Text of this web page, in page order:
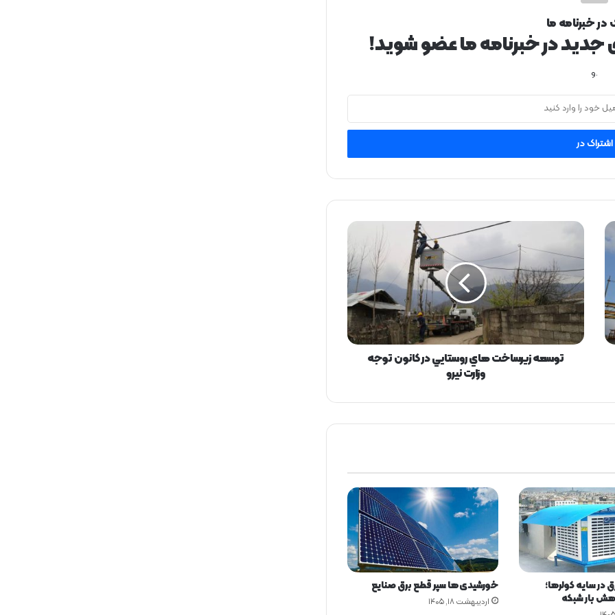
در خبرنامه ما
جدید در خبرنامه ما عضو شوید!
.و
ت
س
ع
ه
ز
ي
ر
س
ه
س
ت
ا
ي
ي
د
ر
ك
ا
ن
توسعه زيرساخت هاي روستايي در كانون توجه
وزارت نيرو
در سایه کولرها؛
بار شبکه
خورشیدی‌ها سپر قطع برق صنایع
اردیبهشت ۱۸, ۱۴۰۵